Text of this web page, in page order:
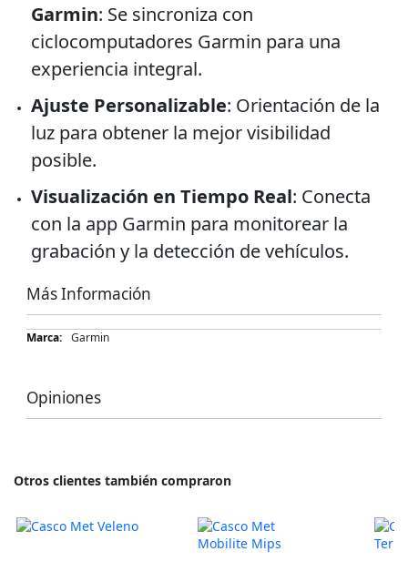
Garmin: Se sincroniza con
ciclocomputadores Garmin para una
experiencia integral.
Ajuste Personalizable: Orientación de la
luz para obtener la mejor visibilidad
posible.
Visualización en Tiempo Real: Conecta
con la app Garmin para monitorear la
grabación y la detección de vehículos.
Más Información
Más
Garmin
Opiniones
Otros clientes también compraron